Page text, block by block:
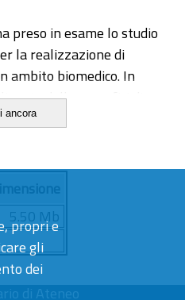
propri e
gli
dei
preso in esame lo studio
la realizzazione di
ambito biomedico. In
delle superfici di
e artificiali, prendendo
ogni intervallo sono
e all’interazione con gli
valutati, come sistemi
dei
in contatto con
endoscopico, un
ancora
5.50 Mb
di Ateneo